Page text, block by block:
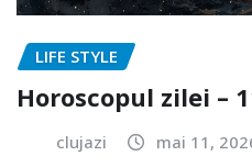
LIFE STYLE
Horoscopul zilei –
clujazi mai 11,